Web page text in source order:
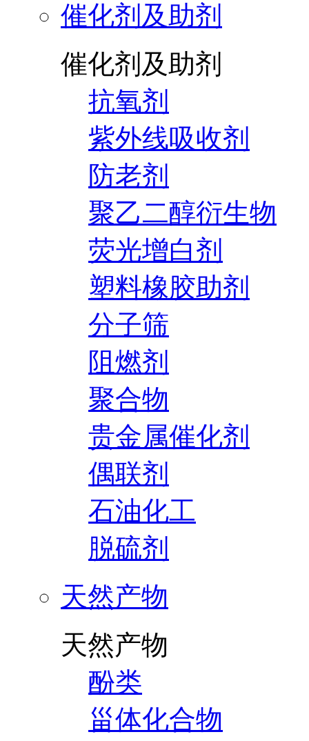
催化剂及助剂
催化剂及助剂
抗氧剂
紫外线吸收剂
防老剂
聚乙二醇衍生物
荧光增白剂
塑料橡胶助剂
分子筛
阻燃剂
聚合物
贵金属催化剂
偶联剂
石油化工
脱硫剂
天然产物
天然产物
酚类
甾体化合物